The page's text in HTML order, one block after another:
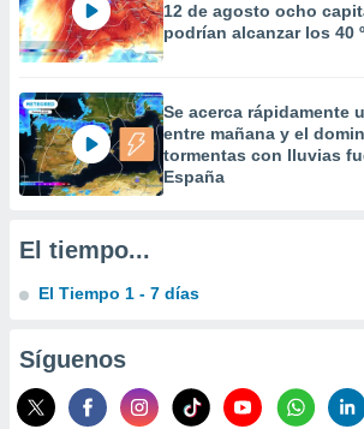
crear un
la
contenido
medir el
de la
el
de
de
de
uso de
con el
12 de agosto ocho
podrían alcanzar los 40
Se acerca rápidamente
entre mañana y el
tormentas con lluvias
España
El tiempo...
El Tiempo 1 - 7 días
Síguenos